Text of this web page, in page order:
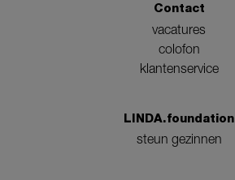
Contact
vacatures
colofon
klantenservice
LINDA.foundation
steun gezinnen